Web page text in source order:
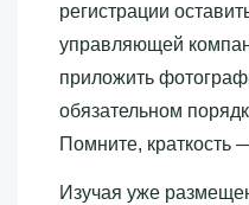
регистрации
управляющей
приложить
обязательном
Помните, краткость
Изучая уже